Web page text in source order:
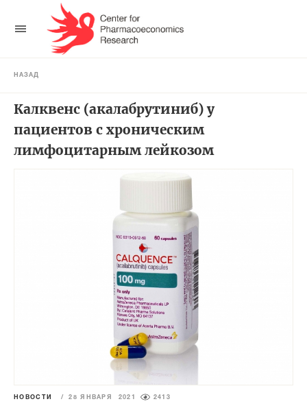
НАЗАД
Калквенс (акалабрутиниб) у
пациентов с хроническим
лимфоцитарным лейкозом
НОВОСТИ / 28 ЯНВАРЯ 2021 2413